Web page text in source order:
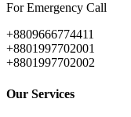
For Emergency Call
+8809666774411
+8801997702001
+8801997702002
Our Services